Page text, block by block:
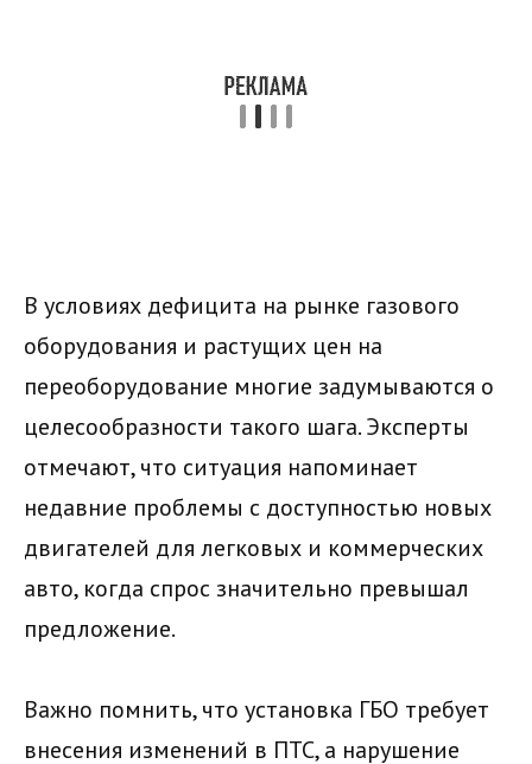
В условиях дефицита на рынке газового
оборудования и растущих цен на
переоборудование многие задумываются о
целесообразности такого шага. Эксперты
отмечают, что ситуация напоминает
недавние проблемы с доступностью новых
двигателей для легковых и коммерческих
авто, когда спрос значительно превышал
предложение.
Важно помнить, что установка ГБО требует
внесения изменений в ПТС, а нарушение